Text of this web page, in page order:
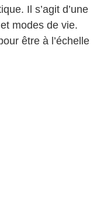
Il s’agit d’une
modes de vie.
être à l’échelle